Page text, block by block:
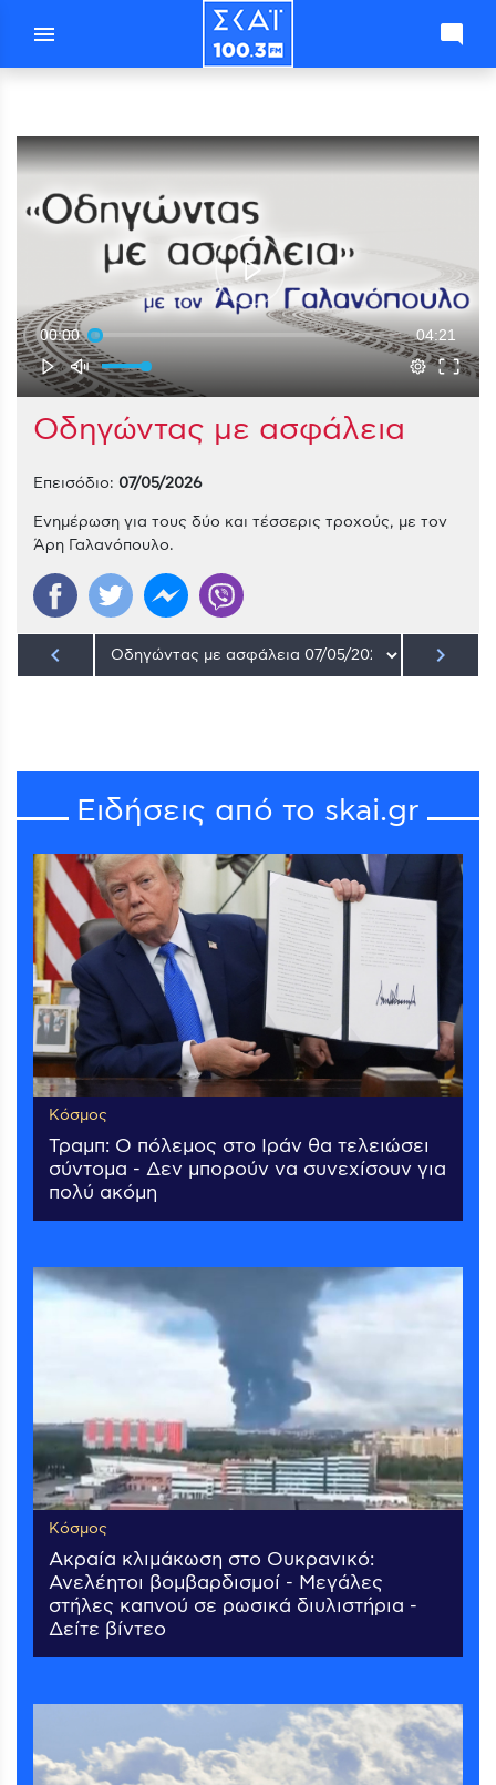
menu mode_comment
00:00 04:21
Οδηγώντας με ασφάλεια
Επεισόδιο: 07/05/2026
Ενημέρωση για τους δύο και τέσσερις τροχούς, με τον
Άρη Γαλανόπουλο.
keyboard_arrow_left keyboard_arrow_right
Ειδήσεις από το skai.gr
Κόσμος
Τραμπ: Ο πόλεμος στο Ιράν θα τελειώσει
σύντομα - Δεν μπορούν να συνεχίσουν για
πολύ ακόμη
Κόσμος
Ακραία κλιμάκωση στο Ουκρανικό:
Ανελέητοι βομβαρδισμοί - Μεγάλες
στήλες καπνού σε ρωσικά διυλιστήρια -
Δείτε βίντεο